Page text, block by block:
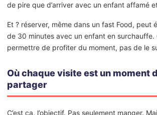
de pire que d’arriver avec un enfant affamé
Et ? réserver, même dans un fast Food, peut
de 30 minutes avec un enfant en surchauffe.
permettre de profiter du moment, pas de le
Où chaque visite est un moment
partager
C’est ça, l’objectif. Pas seulement manger.